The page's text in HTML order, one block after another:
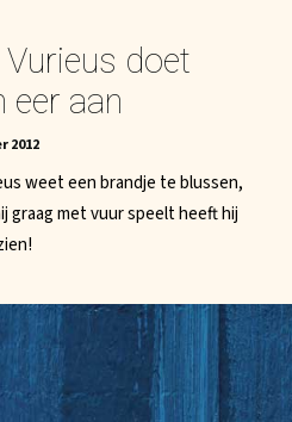
Vurieus doet
eer aan
2012
weet een brandje te blussen,
graag met vuur speelt heeft hij